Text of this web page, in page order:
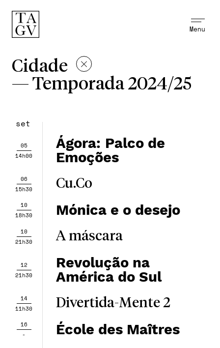
Menu
Cidade
— Temporada 2024/25
set
05
14h00
Ágora: Palco de
Emoções
06
15h30
Cu.Co
10
18h30
Mónica e o desejo
10
21h30
A máscara
12
21h30
Revolução na
América do Sul
14
11h30
Divertida-Mente 2
16
-
École des Maîtres